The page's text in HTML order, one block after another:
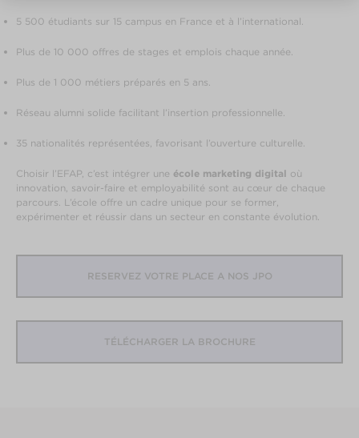
5 500 étudiants sur 15 campus en France et à l’international.
Plus de 10 000 offres de stages et emplois chaque année.
Plus de 1 000 métiers préparés en 5 ans.
Réseau alumni solide facilitant l’insertion professionnelle.
35 nationalités représentées, favorisant l’ouverture culturelle.
Choisir l’EFAP, c’est intégrer une école marketing digital où
innovation, savoir-faire et employabilité sont au cœur de chaque
parcours. L’école offre un cadre unique pour se former,
expérimenter et réussir dans un secteur en constante évolution.
RESERVEZ VOTRE PLACE A NOS JPO
TÉLÉCHARGER LA BROCHURE